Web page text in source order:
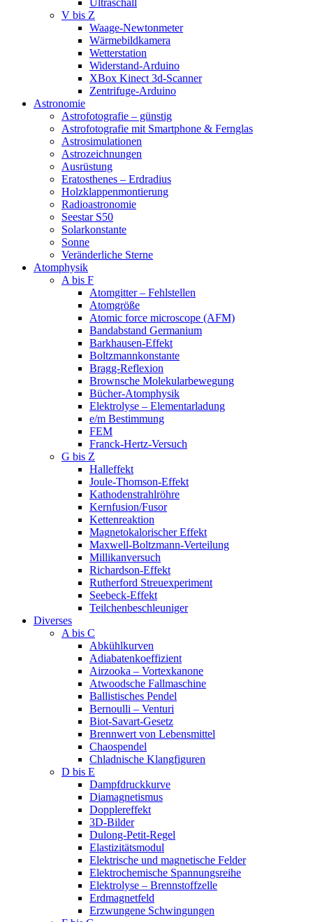
V bis Z
Waage-Newtonmeter
Wärmebildkamera
Wetterstation
Widerstand-Arduino
XBox Kinect 3d-Scanner
Zentrifuge-Arduino
Astronomie
Astrofotografie – günstig
Astrofotografie mit Smartphone & Fernglas
Astrosimulationen
Astrozeichnungen
Ausrüstung
Eratosthenes – Erdradius
Holzklappenmontierung
Radioastronomie
Seestar S50
Solarkonstante
Sonne
Veränderliche Sterne
Atomphysik
A bis F
Atomgitter – Fehlstellen
Atomgröße
Atomic force microscope (AFM)
Bandabstand Germanium
Barkhausen-Effekt
Boltzmannkonstante
Bragg-Reflexion
Brownsche Molekularbewegung
Bücher-Atomphysik
Elektrolyse – Elementarladung
e/m Bestimmung
FEM
Franck-Hertz-Versuch
G bis Z
Halleffekt
Joule-Thomson-Effekt
Kathodenstrahlröhre
Kernfusion/Fusor
Kettenreaktion
Magnetokalorischer Effekt
Maxwell-Boltzmann-Verteilung
Millikanversuch
Richardson-Effekt
Rutherford Streuexperiment
Seebeck-Effekt
Teilchenbeschleuniger
Diverses
A bis C
Abkühlkurven
Adiabatenkoeffizient
Airzooka – Vortexkanone
Atwoodsche Fallmaschine
Ballistisches Pendel
Bernoulli – Venturi
Biot-Savart-Gesetz
Brennwert von Lebensmittel
Chaospendel
Chladnische Klangfiguren
D bis E
Dampfdruckkurve
Diamagnetismus
Dopplereffekt
3D-Bilder
Dulong-Petit-Regel
Elastizitätsmodul
Elektrische und magnetische Felder
Elektrochemische Spannungsreihe
Elektrolyse – Brennstoffzelle
Erdmagnetfeld
Erzwungene Schwingungen